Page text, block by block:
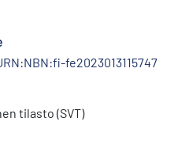
fe2023013115747
tilasto (SVT)